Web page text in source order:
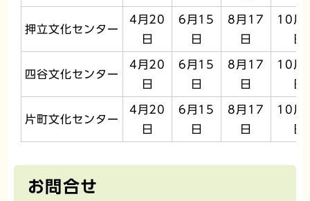
押立文化センター
4月20
日
6月15
日
8月17
日
10月
日
四谷文化センター
4月20
日
6月15
日
8月17
日
10月
日
片町文化センター
4月20
日
6月15
日
8月17
日
10月
日
お問合せ